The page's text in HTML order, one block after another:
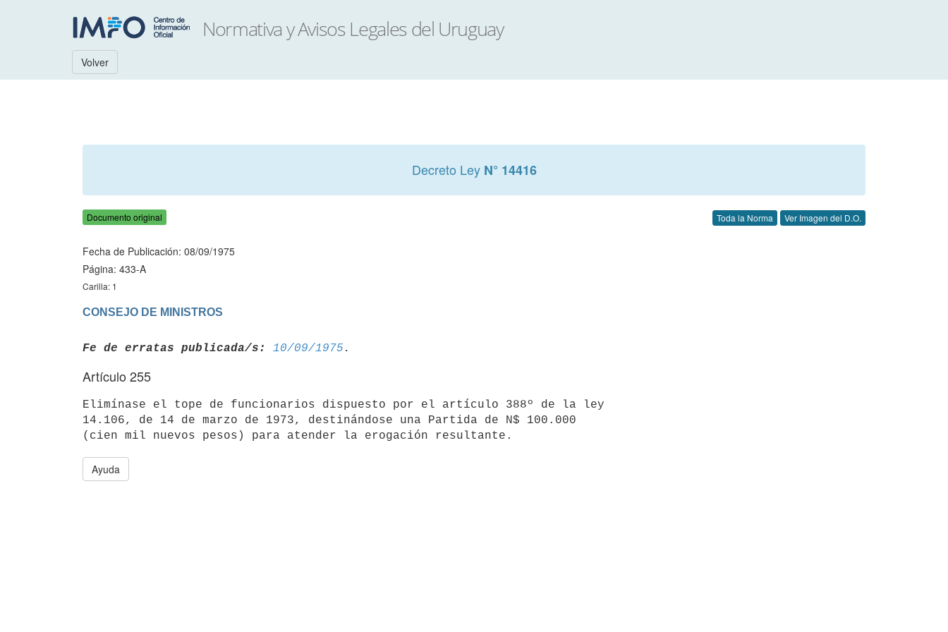
Volver
Decreto Ley N° 14416
Documento original Toda la Norma Ver Imagen del D.O.
Fecha de Publicación: 08/09/1975
Página: 433-A
Carilla: 1
CONSEJO DE MINISTROS
Fe de erratas publicada/s: 10/09/1975
Artículo 255
Elimínase el tope de funcionarios dispuesto por el artículo 388º de la ley
14.106, de 14 de marzo de 1973, destinándose una Partida de N$ 100.000
Ayuda